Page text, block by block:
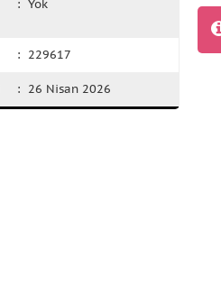
: Yok
: 229617
: 26 Nisan 2026